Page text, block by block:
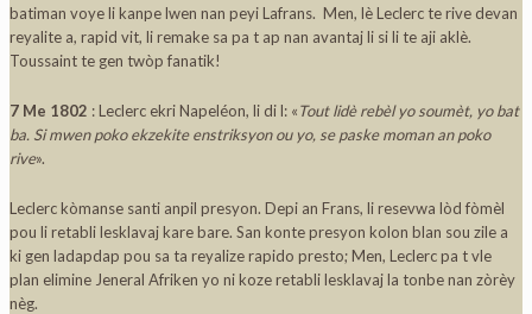
batiman voye li kanpe lwen nan peyi Lafrans. Men, lè Leclerc te rive devan
reyalite a, rapid vit, li remake sa pa t ap nan avantaj li si li te aji aklè.
Toussaint te gen twòp fanatik!
7 Me 1802 : Leclerc ekri Napeléon, li di l: «Tout lidè rebèl yo soumèt, yo bat
ba. Si mwen poko ekzekite enstriksyon ou yo, se paske moman an poko
rive».
Leclerc kòmanse santi anpil presyon. Depi an Frans, li resevwa lòd fòmèl
pou li retabli lesklavaj kare bare. San konte presyon kolon blan sou zile a
ki gen ladapdap pou sa ta reyalize rapido presto; Men, Leclerc pa t vle
plan elimine Jeneral Afriken yo ni koze retabli lesklavaj la tonbe nan zòrèy
nèg.